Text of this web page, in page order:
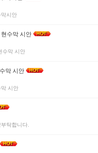
막시안
수막 시안
수막 시안
막 시안
시안
탁합니다.